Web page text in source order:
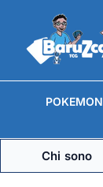
Logo
negozio"
POKEMON
Chi sono